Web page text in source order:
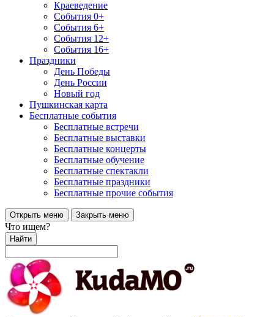
Краеведение
События 0+
События 6+
События 12+
События 16+
Праздники
День Победы
День России
Новый год
Пушкинская карта
Бесплатные события
Бесплатные встречи
Бесплатные выставки
Бесплатные концерты
Бесплатные обучение
Бесплатные спектакли
Бесплатные праздники
Бесплатные прочие события
Открыть меню Закрыть меню
Что ищем?
Найти